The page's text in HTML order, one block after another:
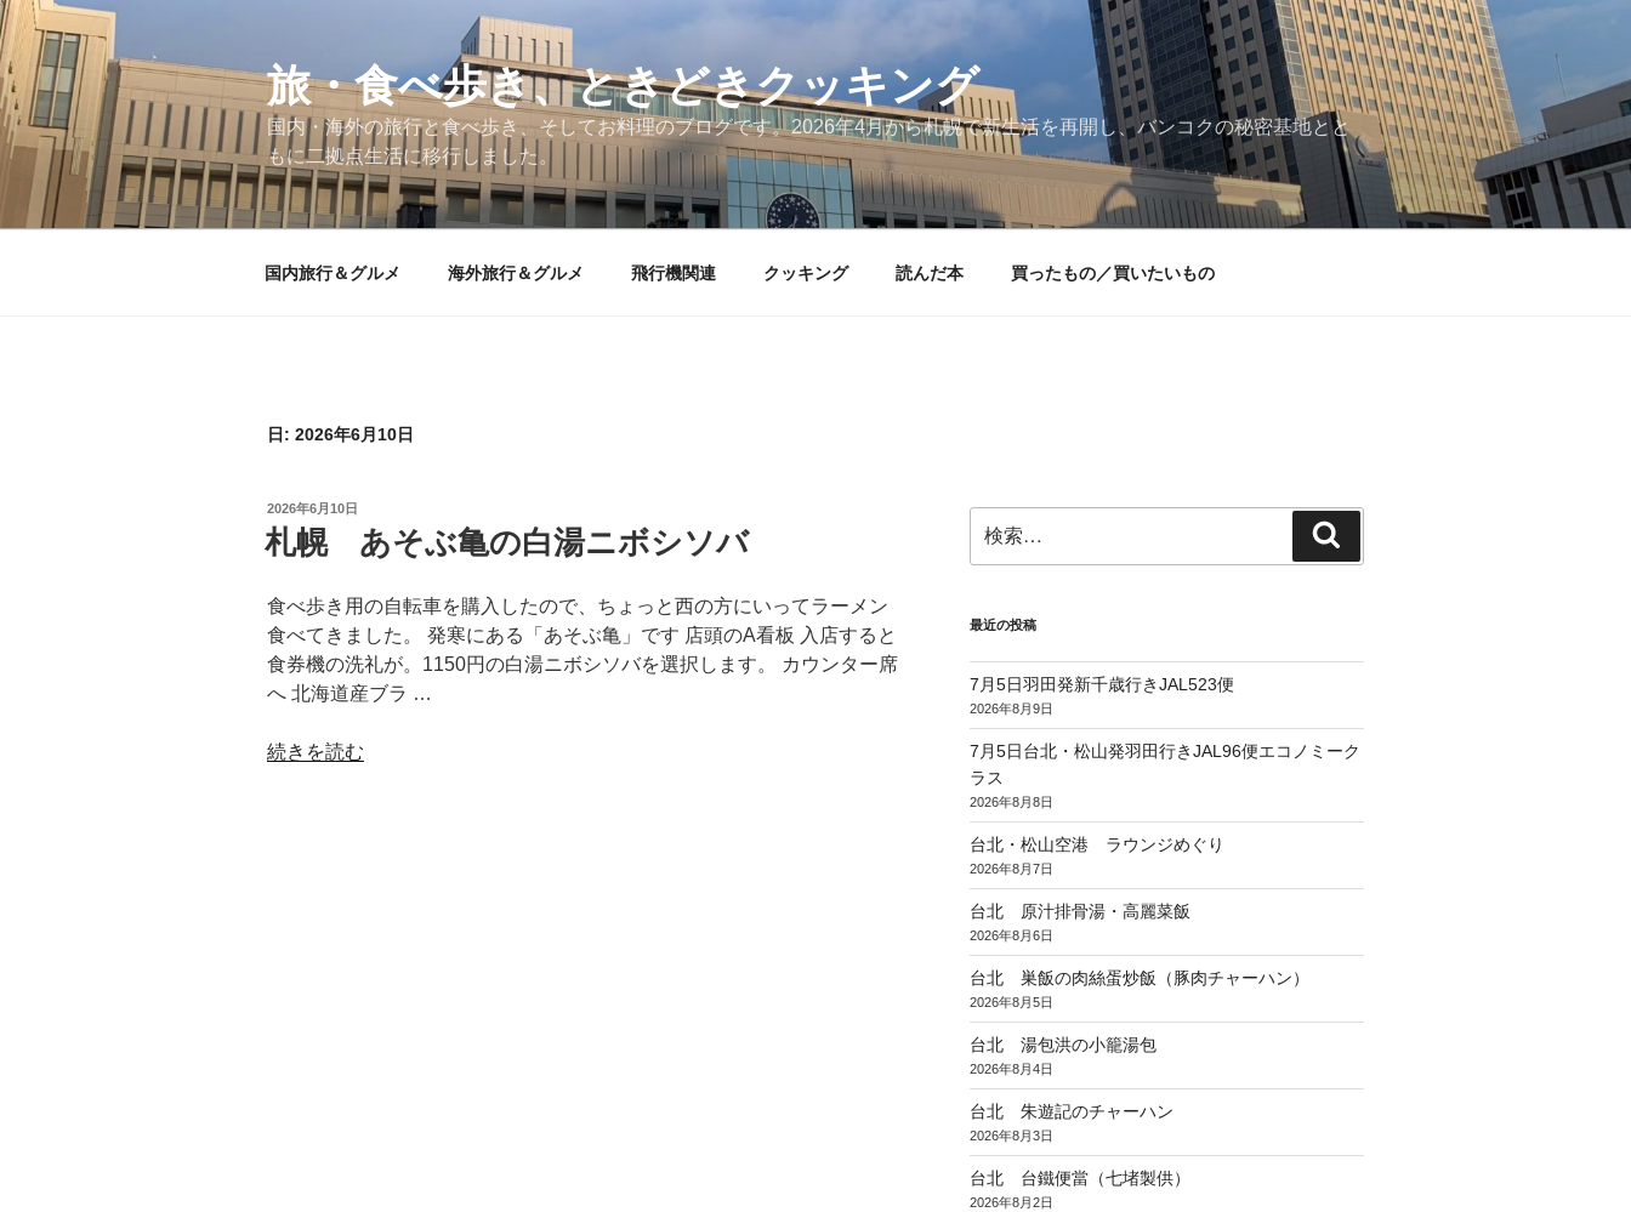
コ
ン
テ
ン
ツ
へ
旅・食べ歩き、ときどきクッキング
国内・海外の旅行と食べ歩き、そしてお料理のブログです。2026年4月から札幌で新生活を再開し、バンコクの秘密基地とと
もに二拠点生活に移行しました。
国内旅行＆グルメ 海外旅行＆グルメ 飛行機関連 クッキング 読んだ本 買ったもの／買いたいもの
日: 2026年6月10日
投
稿
日:
2026年6月10日
札幌 あそぶ亀の白湯ニボシソバ
食べ歩き用の自転車を購入したので、ちょっと西の方にいってラーメン
食べてきました。 発寒にある「あそぶ亀」です 店頭のA看板 入店すると
食券機の洗礼が。1150円の白湯ニボシソバを選択します。 カウンター席
へ 北海道産ブラ …
“札
続きを読む
索:
索
最近の投稿
7月5日羽田発新千歳行きJAL523便
2026年8月9日
7月5日台北・松山発羽田行きJAL96便エコノミーク
ラス
2026年8月8日
台北・松山空港 ラウンジめぐり
2026年8月7日
台北 原汁排骨湯・高麗菜飯
2026年8月6日
台北 巣飯の肉絲蛋炒飯（豚肉チャーハン）
2026年8月5日
台北 湯包洪の小籠湯包
2026年8月4日
台北 朱遊記のチャーハン
2026年8月3日
台北 台鐵便當（七堵製供）
2026年8月2日